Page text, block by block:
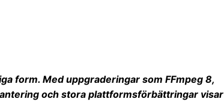
form. Med uppgraderingar som FFmpeg 8,
och stora plattformsförbättringar visar